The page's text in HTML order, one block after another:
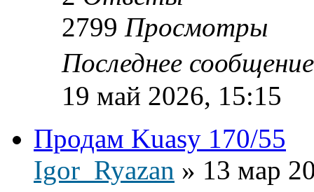
2799 Просмотры
Последнее
19 май 2026, 15:15
Продам Kuasy 170/55
Igor_Ryazan » 13 мар